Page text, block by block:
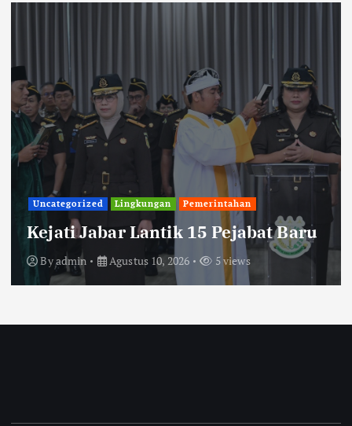
Uncategorized Lingkungan Pemerintahan
Kejati Jabar Lantik 15 Pejabat Baru
Byadmin Agustus 10, 2026 5 views